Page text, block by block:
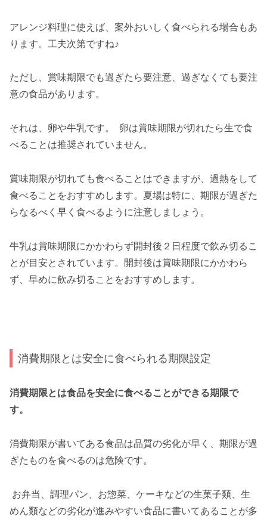
アレンジ料理に使えば、案外おいしく食べられる場合もあ
ります。工夫次第ですね♪
ただし、賞味期限でも過ぎたら要注意、過ぎなくても要注
意の食品があります。
それは、卵や牛乳です。 卵は賞味期限が切れたら生で食
べることは推奨されていません。
賞味期限が切れても食べることはできますが、過熱をして
食べることをおすすめします。夏場は特に、期限が過ぎた
らなるべく早く食べるように注意しましょう。
牛乳は賞味期限にかかわらず開封後２日程度で飲み切るこ
とが目安とされています。開封後は賞味期限にかかわら
ず、早めに飲み切ることをおすすめします。
消費期限とは安全に食べられる期限設定
消費期限とは食品を安全に食べることができる期限で
す。
消費期限が書いてある食品は品質の劣化が早く、期限が過
ぎたものを食べるのは危険です。
お弁当、調理パン、お惣菜、ケーキなどの生菓子類、生
めん類などの劣化が進みやすい食品に書いてあることが多